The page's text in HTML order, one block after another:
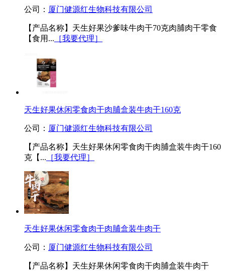
公司： 厦门健源红生物科技有限公司
【产品名称】天生好果沙爹味牛肉干70克肉脯肉干零食
【食用... ［我要代理］
天生好果休闲零食肉干肉脯盒装牛肉干160克
公司： 厦门健源红生物科技有限公司
【产品名称】天生好果休闲零食肉干肉脯盒装牛肉干160
克【... ［我要代理］
天生好果休闲零食肉干肉脯盒装牛肉干
公司： 厦门健源红生物科技有限公司
【产品名称】天生好果休闲零食肉干肉脯盒装牛肉干